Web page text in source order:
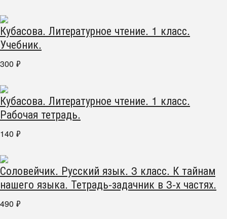
Кубасова. Литературное чтение. 1 класс.
Учебник.
300 ₽
Кубасова. Литературное чтение. 1 класс.
Рабочая тетрадь.
140 ₽
Соловейчик. Русский язык. 3 класс. К тайнам
нашего языка. Тетрадь-задачник в 3-х частях.
490 ₽